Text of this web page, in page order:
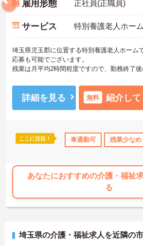
格OK 日勤のみ 産休･育休･介護休暇取
雇用形態 正社員(正職員)
サービス
埼玉県児玉郡に位置する特別養護老人ホーム
応募も可能でございます。
残業は月平均2時間程度ですので、勤務終了後
昇給や賞与制度があり頑張りが評価されてし
れます。
ご興味のある方には、面接対策ポイントなど
詳細を見る 無料 紹介して
ここに注目！ 車通勤可 残業少なめ
あなたにおすすめの介護・福祉
る
埼玉県の介護・福祉求人を近隣の